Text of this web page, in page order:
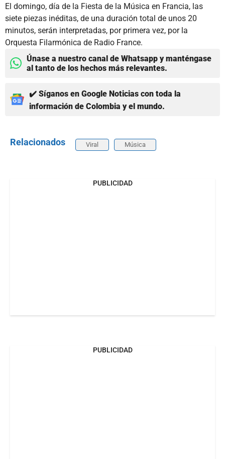
El domingo, día de la Fiesta de la Música en Francia, las
siete piezas inéditas, de una duración total de unos 20
minutos, serán interpretadas, por primera vez, por la
Orquesta Filarmónica de Radio France.
Únase a nuestro canal de Whatsapp y manténgase
al tanto de los hechos más relevantes.
✔️ Síganos en Google Noticias con toda la
información de Colombia y el mundo.
Relacionados Viral Música
PUBLICIDAD
PUBLICIDAD